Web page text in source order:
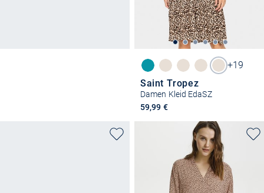
+19
Saint Tropez
Damen Kleid EdaSZ
59,99 €